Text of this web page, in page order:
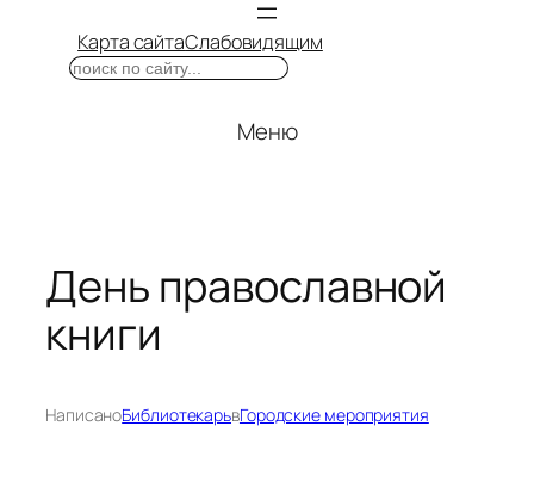
Карта сайтаСлабовидящим
Поиск
Меню
День православной
книги
НаписаноБиблиотекарьвГородские мероприятия